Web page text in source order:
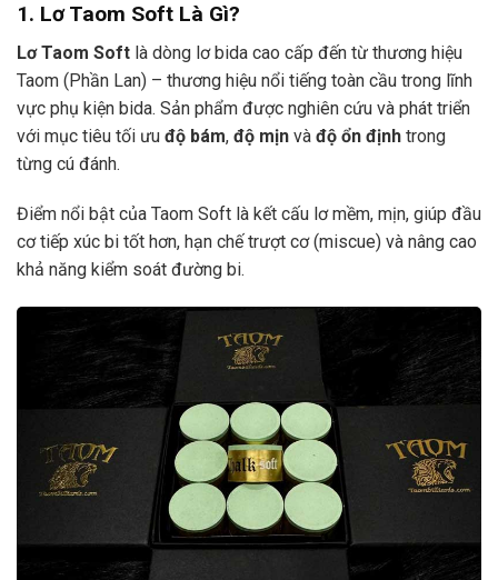
1. Lơ Taom Soft Là Gì?
Lơ Taom Soft là dòng lơ bida cao cấp đến từ thương hiệu
Taom (Phần Lan) – thương hiệu nổi tiếng toàn cầu trong lĩnh
vực phụ kiện bida. Sản phẩm được nghiên cứu và phát triển
với mục tiêu tối ưu độ bám, độ mịn và độ ổn định trong
từng cú đánh.
Điểm nổi bật của Taom Soft là kết cấu lơ mềm, mịn, giúp đầu
cơ tiếp xúc bi tốt hơn, hạn chế trượt cơ (miscue) và nâng cao
khả năng kiểm soát đường bi.